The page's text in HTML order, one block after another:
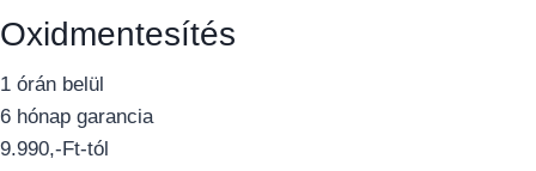
Oxidmentesítés
1 órán belül
6 hónap garancia
9.990,-Ft-tól